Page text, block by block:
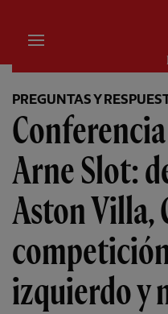
PREGUNTAS Y
Arne Slot:
Aston Villa,
izquierdo y